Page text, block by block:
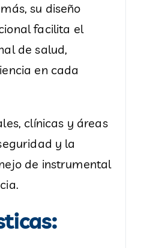
su diseño
facilita el
de salud,
en cada
clínicas y áreas
y la
de instrumental